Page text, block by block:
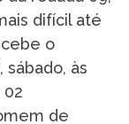
difícil até
o
às
02
de